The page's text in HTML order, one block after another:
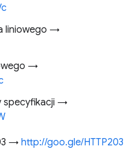
liniowego →
→
specyfikacji →
→ http://goo.gle/HTTP203